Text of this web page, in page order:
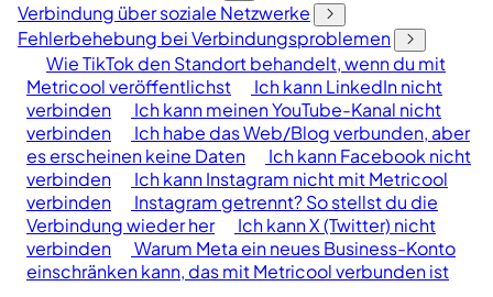
Verbindung über soziale Netzwerke
Fehlerbehebung bei Verbindungsproblemen
Wie TikTok den Standort behandelt, wenn du mit
Metricool veröffentlichst
Ich kann LinkedIn nicht
verbinden
Ich kann meinen YouTube-Kanal nicht
verbinden
Ich habe das Web/Blog verbunden, aber
es erscheinen keine Daten
Ich kann Facebook nicht
verbinden
Ich kann Instagram nicht mit Metricool
verbinden
Instagram getrennt? So stellst du die
Verbindung wieder her
Ich kann X (Twitter) nicht
verbinden
Warum Meta ein neues Business-Konto
einschränken kann, das mit Metricool verbunden ist